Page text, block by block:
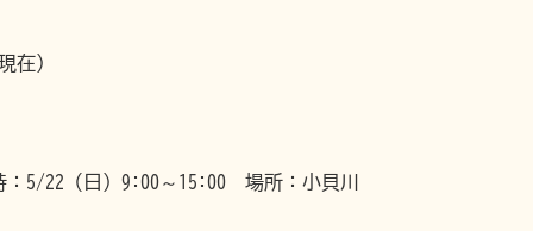
在）
5/22（日）9:00～15:00 場所：小貝川